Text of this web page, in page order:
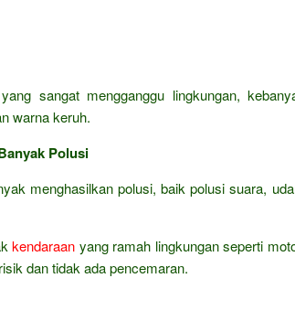
sangat mengganggu lingkungan,
warna keruh.
Polusi
menghasilkan polusi, baik polusi suara,
kendaraan yang ramah lingkungan seperti
dan tidak ada pencemaran.